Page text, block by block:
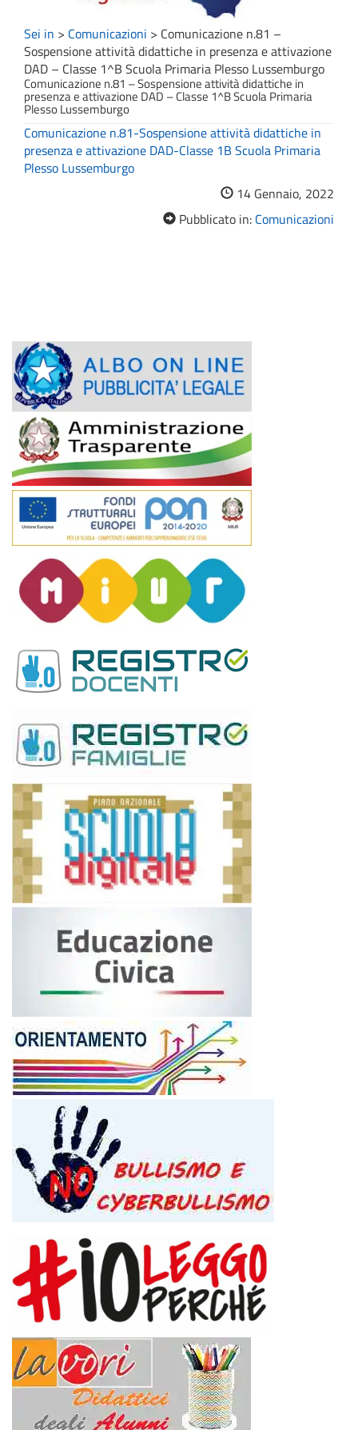
Sei in > Comunicazioni > Comunicazione n.81 –
Sospensione attività didattiche in presenza e attivazione
DAD – Classe 1^B Scuola Primaria Plesso Lussemburgo
Comunicazione n.81 – Sospensione attività didattiche in
presenza e attivazione DAD – Classe 1^B Scuola Primaria
Plesso Lussemburgo
Comunicazione n.81-Sospensione attività didattiche in
presenza e attivazione DAD-Classe 1B Scuola Primaria
Plesso Lussemburgo
14 Gennaio, 2022
Pubblicato in: Comunicazioni